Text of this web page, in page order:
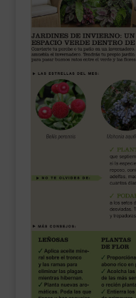
CONTACTAR
BLOG
VEURE EN CATALÀ